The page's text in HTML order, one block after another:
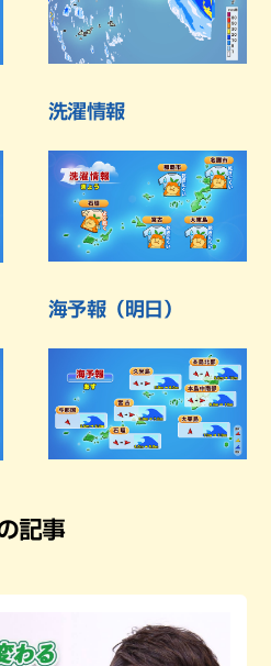
洗濯情報
海予報（明日）
記事